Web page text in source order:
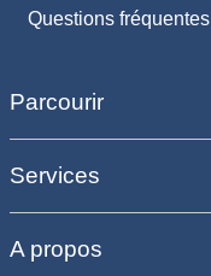
Questions fréquentes
Parcourir
Services
A propos